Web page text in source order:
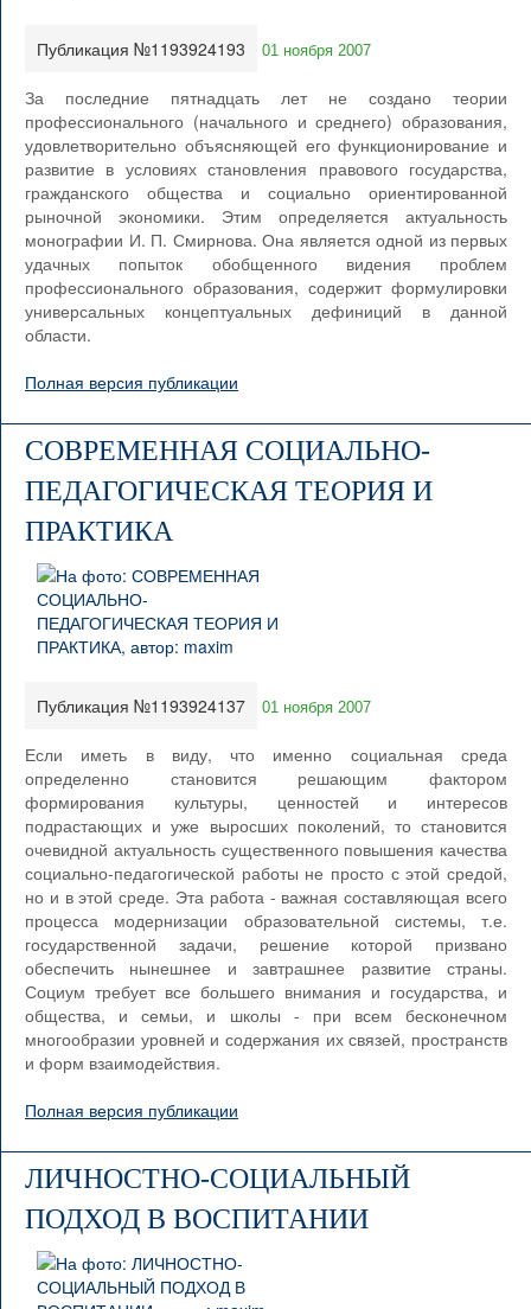
Публикация №1193924193 01 ноября 2007
За последние пятнадцать лет не создано теории
профессионального (начального и среднего) образования,
удовлетворительно объясняющей его функционирование и
развитие в условиях становления правового государства,
гражданского общества и социально ориентированной
рыночной экономики. Этим определяется актуальность
монографии И. П. Смирнова. Она является одной из первых
удачных попыток обобщенного видения проблем
профессионального образования, содержит формулировки
универсальных концептуальных дефиниций в данной
области.
Полная версия публикации
СОВРЕМЕННАЯ СОЦИАЛЬНО-
ПЕДАГОГИЧЕСКАЯ ТЕОРИЯ И
ПРАКТИКА
Публикация №1193924137 01 ноября 2007
Если иметь в виду, что именно социальная среда
определенно становится решающим фактором
формирования культуры, ценностей и интересов
подрастающих и уже выросших поколений, то становится
очевидной актуальность существенного повышения качества
социально-педагогической работы не просто с этой средой,
но и в этой среде. Эта работа - важная составляющая всего
процесса модернизации образовательной системы, т.е.
государственной задачи, решение которой призвано
обеспечить нынешнее и завтрашнее развитие страны.
Социум требует все большего внимания и государства, и
общества, и семьи, и школы - при всем бесконечном
многообразии уровней и содержания их связей, пространств
и форм взаимодействия.
Полная версия публикации
ЛИЧНОСТНО-СОЦИАЛЬНЫЙ
ПОДХОД В ВОСПИТАНИИ